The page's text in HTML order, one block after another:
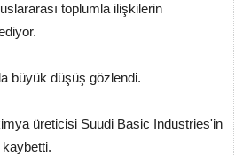
toplumla ilişkilerin
büyük düşüş gözlendi.
üreticisi Suudi Basic Industries'in